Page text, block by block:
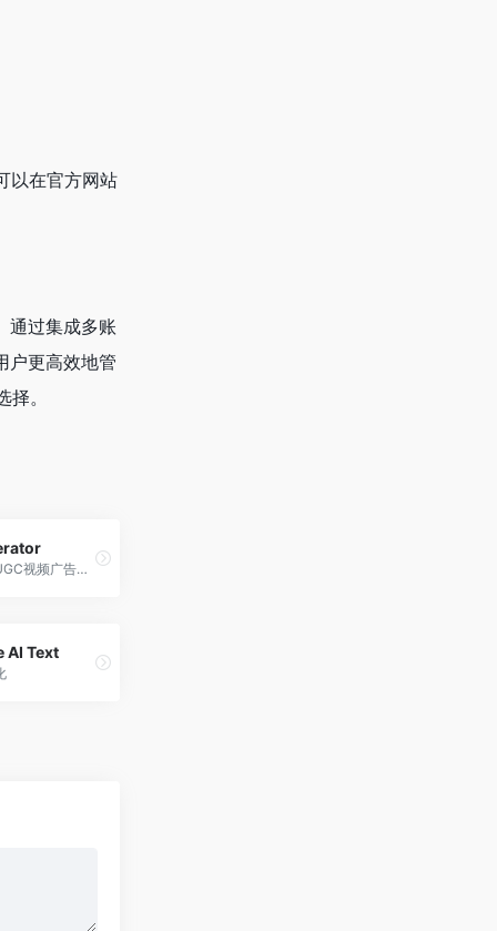
以在官方网站
通过集成多账
户更高效地管
。
AI一键生成UGC视频广告，高效低成本
AI Text